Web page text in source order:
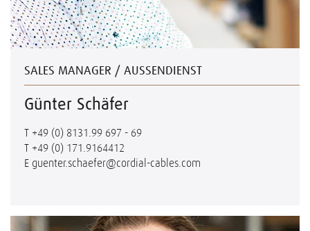
SALES MANAGER / AUSSENDIENST
Günter Schäfer
T +49 (0) 8131.99 697 - 69
T +49 (0) 171.9164412
E guenter.schaefer@cordial-cables.com